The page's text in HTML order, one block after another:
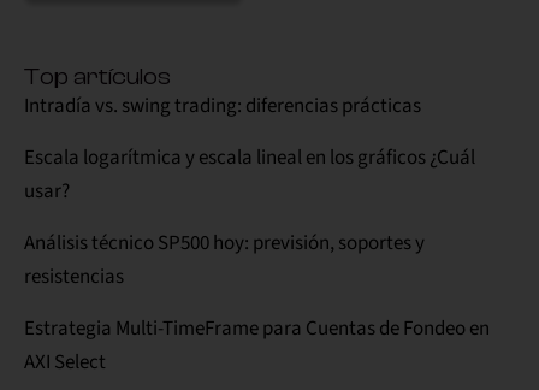
Top artículos
Intradía vs. swing trading: diferencias prácticas
Escala logarítmica y escala lineal en los gráficos ¿Cuál
usar?
Análisis técnico SP500 hoy: previsión, soportes y
resistencias
Estrategia Multi-TimeFrame para Cuentas de Fondeo en
AXI Select